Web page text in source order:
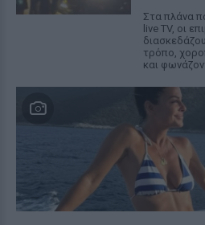
Στα πλάνα
live TV, οι
τρόπο,
και